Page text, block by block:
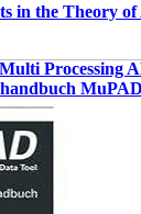
in the Theory
Processing